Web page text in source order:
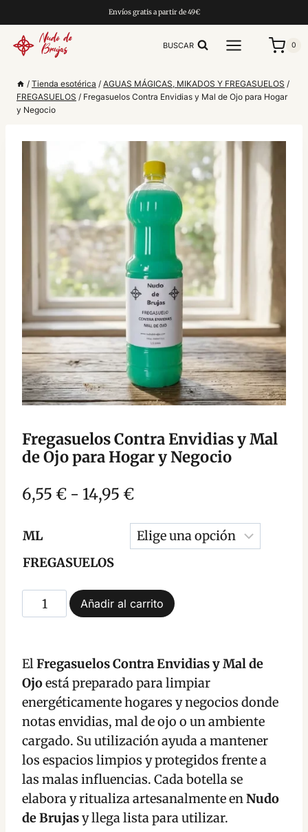
al
contenido
Envíos gratis a partir de 49€
BUSCAR 0
/ Tienda esotérica / AGUAS MÁGICAS, MIKADOS Y FREGASUELOS /
FREGASUELOS / Fregasuelos Contra Envidias y Mal de Ojo para Hogar
y Negocio
Fregasuelos Contra Envidias y Mal
de Ojo para Hogar y Negocio
6,55 € - 14,95 €Rango
precios:
6,55 €
hasta
ElFregasuelos Contra Envidias y Mal de
Ojoestá preparado para limpiar
energéticamente hogares y negocios donde
notas envidias, mal de ojo o un ambiente
cargado. Su utilización ayuda a mantener
los espacios limpios y protegidos frente a
las malas influencias. Cada botella se
elabora y ritualiza artesanalmente enNudo
de Brujasy llega lista para utilizar.
ML
FREGASUELOS
Fregasuelos
Contra
y
Mal
de
Ojo
Hogar
y
Negocio
cantidad
Añadir al carrito